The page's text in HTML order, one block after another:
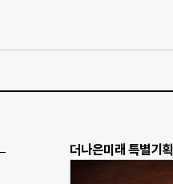
더나은미래 특별기획